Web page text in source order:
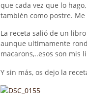
que cada vez que lo
también como postre.
La receta salió de un
aunque ultimamente
macarons,..esos son mis
Y sin más, os dejo la